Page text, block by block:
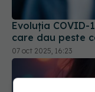
care dau peste
07 oct 2025, 16:23